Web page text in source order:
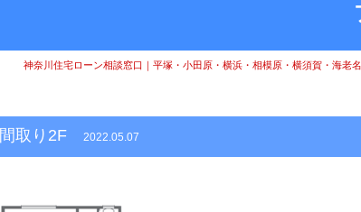
神奈川住宅ローン相談窓口｜平塚・小田原・横浜・相模原・横須賀・海老
間取り2F 2022.05.07